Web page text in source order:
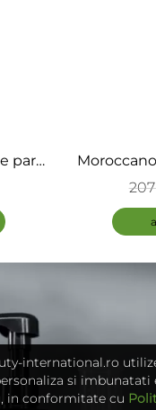
par -
Scalp -
international.ro
si imbunatati
in conformitate cu